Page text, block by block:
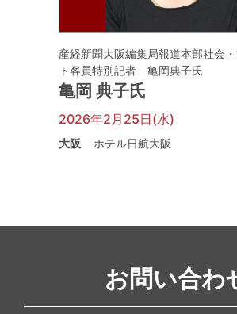
産経新聞大阪編集局報道本部社会
ト客員特別記者 亀岡典子氏
亀岡 典子氏
2026年2月25日(水)
大阪 ホテル日航大阪
お問い合わ